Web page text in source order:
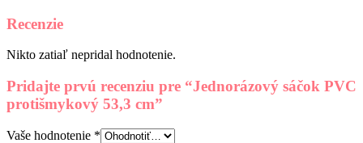
Recenzie
Nikto zatiaľ nepridal hodnotenie.
Pridajte prvú recenziu pre “Jednorázový sáčok PVC
protišmykový 53,3 cm”
Vaše hodnotenie *